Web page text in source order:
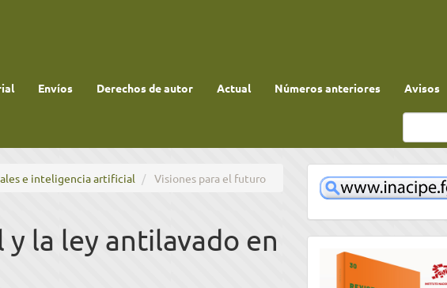
Envíos Derechos de autor Actual Números anteriores Avisos
e inteligencia artificial Visiones para el futuro
la ley antilavado en
www
convocatoria